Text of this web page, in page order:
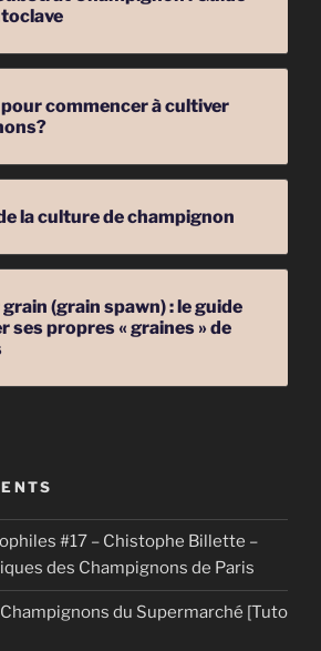
commencer à cultiver
la culture de champignon
(grain spawn) : le guide
ses propres « graines » de
#17 – Chistophe Billette –
des Champignons de Paris
du Supermarché [Tuto